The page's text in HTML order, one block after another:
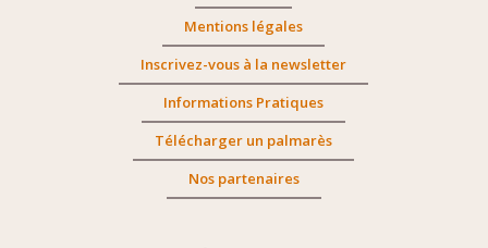
Mentions légales
Inscrivez-vous à la newsletter
Informations Pratiques
Télécharger un palmarès
Nos partenaires